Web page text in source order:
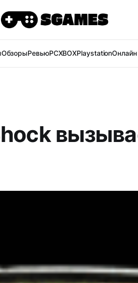
ОбзорыРевьюPCXBOXPlaystation